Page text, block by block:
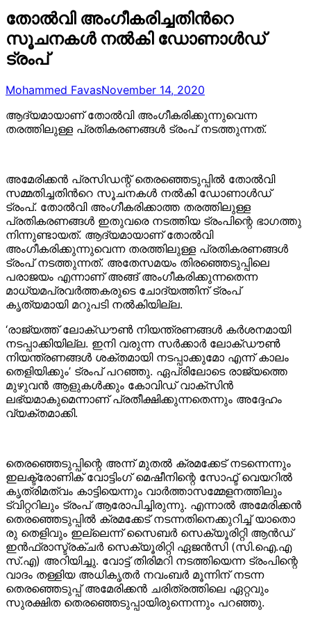
തോല്‍വി അംഗീകരിച്ചതിന്‍റെ
സൂചനകള്‍ നല്‍കി ഡോണാള്‍ഡ്
ട്രംപ്
Mohammed FavasNovember 14, 2020
ആദ്യമായാണ് തോല്‍വി അംഗീകരിക്കുന്നുവെന്ന
തരത്തിലുള്ള പ്രതികരണങ്ങള്‍ ട്രംപ് നടത്തുന്നത്.
അമേരിക്കന്‍ പ്രസിഡന്റ് തെരഞ്ഞെടുപ്പില്‍ തോല്‍വി
സമ്മതിച്ചതിന്‍റെ സൂചനകള്‍ നല്‍കി ഡോണാള്‍ഡ്
ട്രംപ്. തോല്‍വി അംഗീകരിക്കാത്ത തരത്തിലുള്ള
പ്രതികരണങ്ങള്‍ ഇതുവരെ നടത്തിയ ട്രംപിന്റെ ഭാഗത്തു
നിന്നുണ്ടായത്. ആദ്യമായാണ് തോല്‍വി
അംഗീകരിക്കുന്നുവെന്ന തരത്തിലുള്ള പ്രതികരണങ്ങള്‍
ട്രംപ് നടത്തുന്നത്. അതേസമയം തിരഞ്ഞെടുപ്പിലെ
പരാജയം എന്നാണ് അങ്ങ് അംഗീകരിക്കുന്നതെന്ന
മാധ്യമപ്രവര്‍ത്തകരുടെ ചോദ്യത്തിന് ട്രംപ്
കൃത്യമായി മറുപടി നല്‍കിയില്ല.
‘രാജ്യത്ത് ലോക്ഡൗണ്‍ നിയന്ത്രണങ്ങള്‍ കര്‍ശനമായി
നടപ്പാക്കിയില്ല. ഇനി വരുന്ന സര്‍ക്കാര്‍ ലോക്ഡൗണ്‍
നിയന്ത്രണങ്ങള്‍ ശക്തമായി നടപ്പാക്കുമോ എന്ന് കാലം
തെളിയിക്കും’ ട്രംപ് പറഞ്ഞു. ഏപ്രിലോടെ രാജ്യത്തെ
മുഴുവന്‍ ആളുകള്‍ക്കും കോവിഡ് വാക്‌സിന്‍
ലഭ്യമാകുമെന്നാണ് പ്രതീക്ഷിക്കുന്നതെന്നും അദ്ദേഹം
വ്യക്തമാക്കി.
തെരഞ്ഞെടുപ്പിന്റെ അന്ന് മുതല്‍ ക്രമക്കേട് നടന്നെന്നും
ഇലക്ട്രോണിക് വോട്ടിംഗ് മെഷീനിന്റെ സോഫ്ട് വെയറില്‍
കൃത്രിമത്വം കാട്ടിയെന്നും വാര്‍ത്താസമ്മേളനത്തിലും
ട്വിറ്ററിലും ട്രംപ് ആരോപിച്ചിരുന്നു. എന്നാല്‍ അമേരിക്കന്‍
തെരഞ്ഞെടുപ്പില്‍ ക്ര​മ​ക്കേ​ട് ​ന​ട​ന്ന​തി​നെ​ക്കു​റി​ച്ച്‌ ​യാ​തൊ​
രു​ ​തെ​ളി​വും​ ​ഇ​ല്ലെ​ന്ന് ​സൈ​ബ​ര്‍​ ​സെ​ക്യൂ​രി​റ്റി​ ​ആ​ന്‍​ഡ് ​
ഇന്‍ഫ്രാ​സ്ട്ര​ക്ച​ര്‍​ ​സെ​ക്യൂ​രി​റ്റി​ ​ഏ​ജ​ന്‍​സി​ ​(​സി.​ഐ.​എ​
സ്.​എ​)​ ​അ​റി​യി​ച്ചു. വോട്ട് തിരിമറി നടത്തിയെന്ന ട്രംപിന്റെ
വാദം തള്ളിയ അധികൃതര്‍ നവംബര്‍ മൂന്നിന് നടന്ന
തെരഞ്ഞെടുപ്പ് അമേരിക്കന്‍ ചരിത്രത്തിലെ ഏറ്റവും
സുരക്ഷിത തെരഞ്ഞെടുപ്പായിരുന്നെന്നും പറഞ്ഞു.